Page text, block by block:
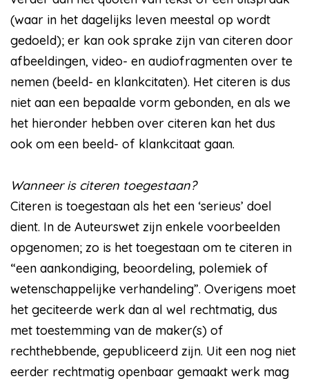
(waar in het dagelijks leven meestal op wordt
gedoeld); er kan ook sprake zijn van citeren door
afbeeldingen, video- en audiofragmenten over te
nemen (beeld- en klankcitaten). Het citeren is dus
niet aan een bepaalde vorm gebonden, en als we
het hieronder hebben over citeren kan het dus
ook om een beeld- of klankcitaat gaan.
Wanneer is citeren toegestaan?
Citeren is toegestaan als het een ‘serieus’ doel
dient. In de Auteurswet zijn enkele voorbeelden
opgenomen; zo is het toegestaan om te citeren in
“een aankondiging, beoordeling, polemiek of
wetenschappelijke verhandeling”. Overigens moet
het geciteerde werk dan al wel rechtmatig, dus
met toestemming van de maker(s) of
rechthebbende, gepubliceerd zijn. Uit een nog niet
eerder rechtmatig openbaar gemaakt werk mag